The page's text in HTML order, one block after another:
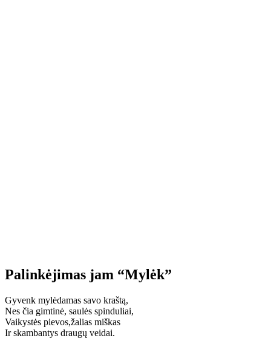
Palinkėjimas jam “Mylėk”
Gyvenk mylėdamas savo kraštą,
Nes čia gimtinė, saulės spinduliai,
Vaikystės pievos,žalias miškas
Ir skambantys draugų veidai.